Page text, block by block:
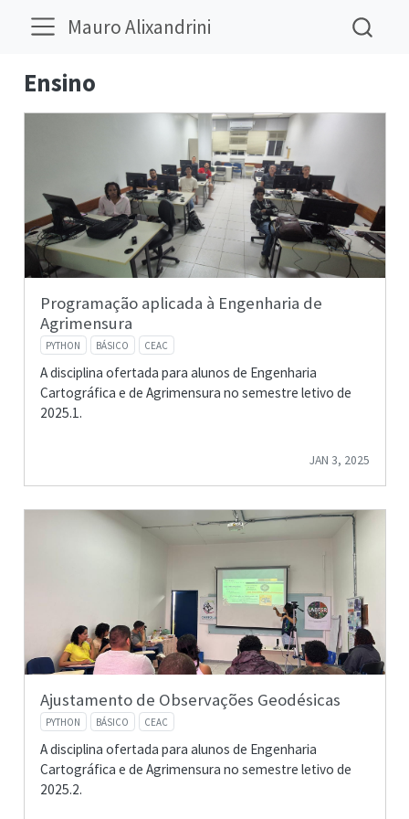
Mauro Alixandrini
Ensino
Programação aplicada à Engenharia de
Agrimensura
PYTHON BÁSICO CEAC
A disciplina ofertada para alunos de Engenharia
Cartográfica e de Agrimensura no semestre letivo de
2025.1.
JAN 3, 2025
Ajustamento de Observações Geodésicas
PYTHON BÁSICO CEAC
A disciplina ofertada para alunos de Engenharia
Cartográfica e de Agrimensura no semestre letivo de
2025.2.